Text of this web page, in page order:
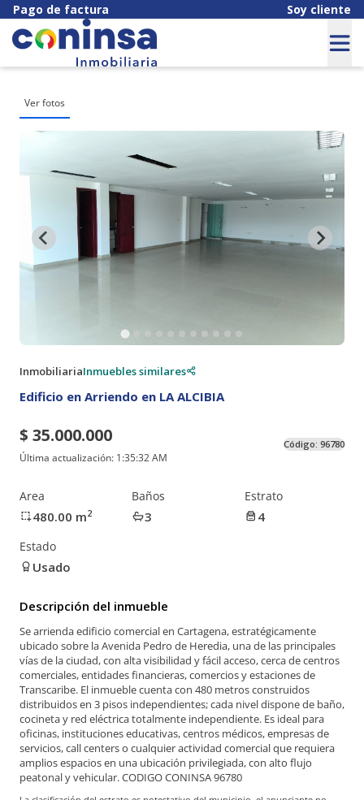
Pago de factura Soy cliente
Ver fotos
InmobiliariaInmuebles similares
Edificio en Arriendo en LA ALCIBIA
$ 35.000.000
Última actualización: 1:35:32 AM
Código: 96780
Area
480.00 m2
Baños
3
Estrato
4
Estado
Usado
Descripción del inmueble
Se arrienda edificio comercial en Cartagena, estratégicamente
ubicado sobre la Avenida Pedro de Heredia, una de las principales
vías de la ciudad, con alta visibilidad y fácil acceso, cerca de centros
comerciales, entidades financieras, comercios y estaciones de
Transcaribe. El inmueble cuenta con 480 metros construidos
distribuidos en 3 pisos independientes; cada nivel dispone de baño,
cocineta y red eléctrica totalmente independiente. Es ideal para
oficinas, instituciones educativas, centros médicos, empresas de
servicios, call centers o cualquier actividad comercial que requiera
amplios espacios en una ubicación privilegiada, con alto flujo
peatonal y vehicular. CODIGO CONINSA 96780